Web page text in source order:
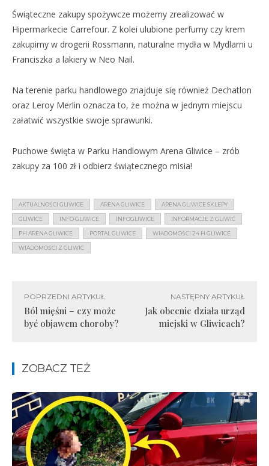
Świąteczne zakupy spożywcze możemy zrealizować w
Hipermarkecie Carrefour. Z kolei ulubione perfumy czy krem
zakupimy w drogerii Rossmann, naturalne mydła w Mydlarni u
Franciszka a lakiery w Neo Nail.
Na terenie parku handlowego znajduje się również Dechatlon
oraz Leroy Merlin oznacza to, że można w jednym miejscu
załatwić wszystkie swoje sprawunki.
Puchowe święta w Parku Handlowym Arena Gliwice – zrób
zakupy za 100 zł i odbierz świątecznego misia!
AKTUALNOŚCI GLIWICE ARENA GLIWICE ARENA GLIWICE SKLEPY
GLIWICE INFO GLIWICE INFOGLIWICE INFORMACJE Z GLIWIC
PH ARENA GLIWICE PORTAL GLIWICE WIADOMOŚCI 24 H GLIWICE
WIADOMOŚCI Z GLIWIC
POPRZEDNI ARTYKUŁ
Ból mięśni – czy może
być objawem choroby?
NASTĘPNY ARTYKUŁ
Jak obecnie działa urząd
miejski w Gliwicach?
ZOBACZ TEŻ